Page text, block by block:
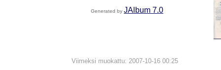
Generated by JAlbum 7.0
Viimeksi muokattu: 2007-10-16 00:25